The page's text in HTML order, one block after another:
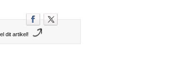
dit artikel!